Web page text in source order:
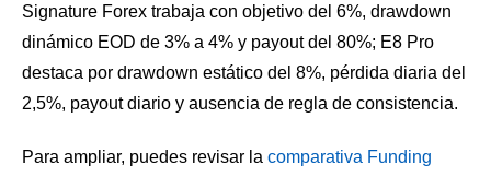
Signature Forex trabaja con objetivo del 6%, drawdown
dinámico EOD de 3% a 4% y payout del 80%; E8 Pro
destaca por drawdown estático del 8%, pérdida diaria del
2,5%, payout diario y ausencia de regla de consistencia.
Para ampliar, puedes revisar la comparativa Funding